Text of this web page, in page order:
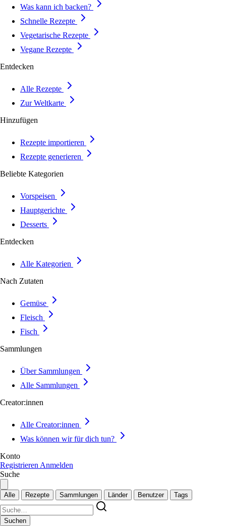
Was kann ich backen?
Schnelle Rezepte
Vegetarische Rezepte
Vegane Rezepte
Entdecken
Alle Rezepte
Zur Weltkarte
Hinzufügen
Rezepte importieren
Rezepte generieren
Beliebte Kategorien
Vorspeisen
Hauptgerichte
Desserts
Entdecken
Alle Kategorien
Nach Zutaten
Gemüse
Fleisch
Fisch
Sammlungen
Über Sammlungen
Alle Sammlungen
Creator:innen
Alle Creator:innen
Was können wir für dich tun?
Konto
Registrieren Anmelden
Suche
Alle Rezepte Sammlungen Länder Benutzer Tags
Suchen